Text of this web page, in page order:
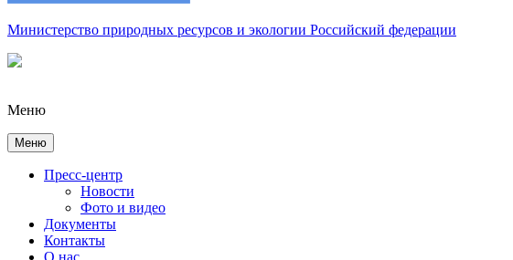
Министерство природных ресурсов и экологии Российский федерации
Меню
Меню
Пресс-центр
Новости
Фото и видео
Документы
Контакты
О нас